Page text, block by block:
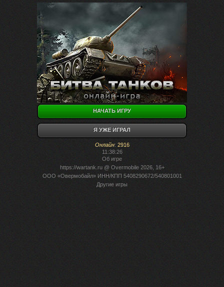
НАЧАТЬ ИГРУ
Я УЖЕ ИГРАЛ
Онлайн: 2916
11:38:26
Об игре
https://wartank.ru@ Overmobile 2026, 16+
ООО «Овермобайл» ИНН/КПП 5408290672/540801001
Другие игры